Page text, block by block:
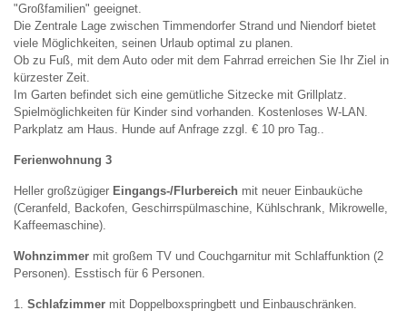
"Großfamilien" geeignet.
Die Zentrale Lage zwischen Timmendorfer Strand und Niendorf bietet
viele Möglichkeiten, seinen Urlaub optimal zu planen.
Ob zu Fuß, mit dem Auto oder mit dem Fahrrad erreichen Sie Ihr Ziel in
kürzester Zeit.
Im Garten befindet sich eine gemütliche Sitzecke mit Grillplatz.
Spielmöglichkeiten für Kinder sind vorhanden. Kostenloses W-LAN.
Parkplatz am Haus. Hunde auf Anfrage zzgl. € 10 pro Tag..
Ferienwohnung 3
Heller großzügiger Eingangs-/Flurbereich mit neuer Einbauküche
(Ceranfeld, Backofen, Geschirrspülmaschine, Kühlschrank, Mikrowelle,
Kaffeemaschine).
Wohnzimmer mit großem TV und Couchgarnitur mit Schlaffunktion (2
Personen). Esstisch für 6 Personen.
1. Schlafzimmer mit Doppelboxspringbett und Einbauschränken.